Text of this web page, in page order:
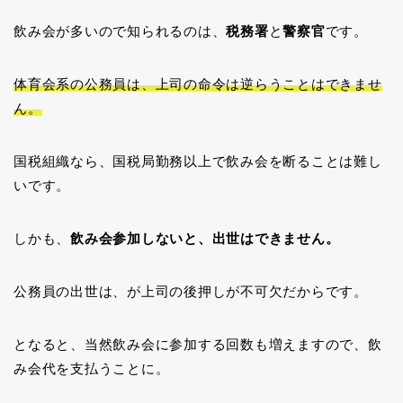
飲み会が多いので知られるのは、税務署と警察官です。
体育会系の公務員は、上司の命令は逆らうことはできませ
ん。
国税組織なら、国税局勤務以上で飲み会を断ることは難し
いです。
しかも、飲み会参加しないと、出世はできません。
公務員の出世は、が上司の後押しが不可欠だからです。
となると、当然飲み会に参加する回数も増えますので、飲
み会代を支払うことに。